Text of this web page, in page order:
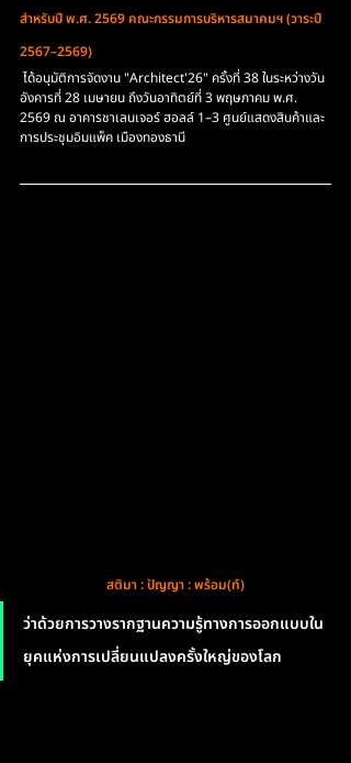
สำหรับปี พ.ศ. 2569 คณะกรรมการบริหารสมาคมฯ (วาระปี
2567–2569)
อังคารที่ 28 เมษายน ถึงวันอาทิตย์ที่ 3 พฤษภาคม พ.ศ.
2569 ณ อาคารชาเลนเจอร์ ฮอลล์ 1–3 ศูนย์แสดงสินค้าและ
การประชุมอิมแพ็ค เมืองทองธานี
สติมา : ปัญญา : พร้อม(ท์)
ว่าด้วยการวางรากฐานความรู้ทางการออกแบบใน
ยุคแห่งการเปลี่ยนแปลงครั้งใหญ่ของโลก